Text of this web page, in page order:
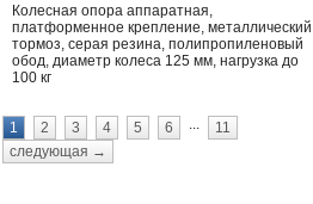
Колесная опора аппаратная,
платформенное крепление, металлический
тормоз, серая резина, полипропиленовый
обод, диаметр колеса 125 мм, нагрузка до
100 кг
1 2 3 4 5 6 ...
11
следующая →